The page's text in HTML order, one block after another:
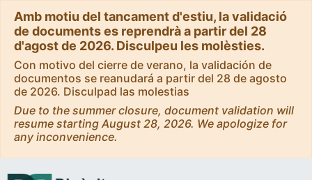
Amb motiu del tancament d'estiu, la validació
de documents es reprendrà a partir del 28
d'agost de 2026. Disculpeu les molèsties.
Con motivo del cierre de verano, la validación de
documentos se reanudará a partir del 28 de agosto
de 2026. Disculpad las molestias
Due to the summer closure, document validation will
resume starting August 28, 2026. We apologize for
any inconvenience.